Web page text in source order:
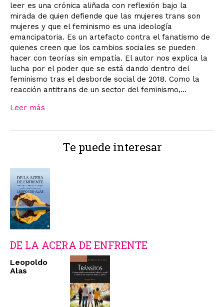
leer es una crónica aliñada con reflexión bajo la
mirada de quien defiende que las mujeres trans son
mujeres y que el feminismo es una ideología
emancipatoria. Es un artefacto contra el fanatismo de
quienes creen que los cambios sociales se pueden
hacer con teorías sin empatía. El autor nos explica la
lucha por el poder que se está dando dentro del
feminismo tras el desborde social de 2018. Como la
reacción antitrans de un sector del feminismo,...
Leer más
Te puede interesar
DE LA ACERA DE ENFRENTE
Leopoldo
Alas